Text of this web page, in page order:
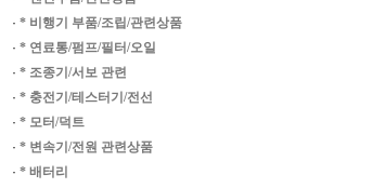
· * 비행기 부품/조립/관련상품
· * 연료통/펌프/필터/오일
· * 조종기/서보 관련
· * 충전기/테스터기/전선
· * 모터/덕트
· * 변속기/전원 관련상품
· * 배터리